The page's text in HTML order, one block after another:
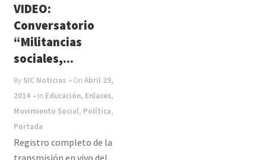
VIDEO:
Conversatorio
“Militancias
sociales,...
By SIC Noticias • OnAbril 29,
2014 • In Educación, Enlaces,
Movimiento Social, Política,
Portada
Registro completo de la